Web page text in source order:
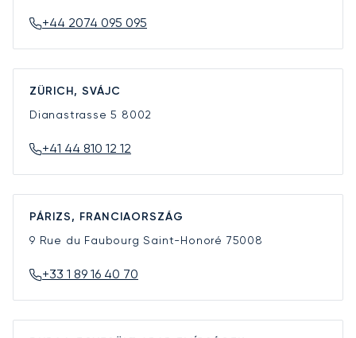
+44 2074 095 095
ZÜRICH, SVÁJC
Dianastrasse 5 8002
+41 44 810 12 12
PÁRIZS, FRANCIAORSZÁG
9 Rue du Faubourg Saint-Honoré 75008
+33 1 89 16 40 70